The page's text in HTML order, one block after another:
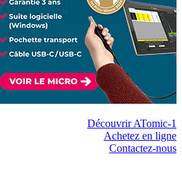
Découvrir ATomic-1
Achetez en ligne
Contactez-nous